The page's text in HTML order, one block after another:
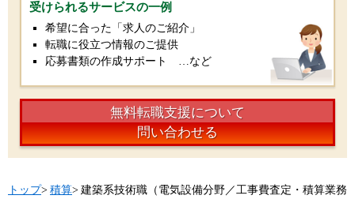
受けられるサービスの一例
希望に合った「求人のご紹介」
転職に役立つ情報のご提供
応募書類の作成サポート …など
無料転職支援について
問い合わせる
トップ> 積算> 建築系技術職（電気設備分野／工事費査定・積算業務